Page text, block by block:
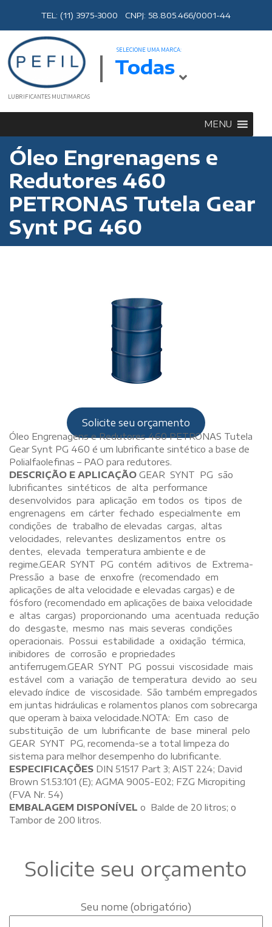
TEL: (11) 3975-3000 CNPJ: 58.805.466/0001-44
LUBRIFICANTES MULTIMARCAS
SELECIONE UMA MARCA:
Todas
MENU
Óleo Engrenagens e
Redutores 460
PETRONAS Tutela Gear
Synt PG 460
Solicite seu orçamento
Óleo Engrenagens e Redutores 460 PETRONAS Tutela
Gear Synt PG 460 é um lubrificante sintético a base de
Polialfaolefinas – PAO para redutores.
DESCRIÇÃO E APLICAÇÃO GEAR SYNT PG são
lubrificantes sintéticos de alta performance
desenvolvidos para aplicação em todos os tipos de
engrenagens em cárter fechado especialmente em
condições de trabalho de elevadas cargas, altas
velocidades, relevantes deslizamentos entre os
dentes, elevada temperatura ambiente e de
regime.GEAR SYNT PG contém aditivos de Extrema-
Pressão a base de enxofre (recomendado em
aplicações de alta velocidade e elevadas cargas) e de
fósforo (recomendado em aplicações de baixa velocidade
e altas cargas) proporcionando uma acentuada redução
do desgaste, mesmo nas mais severas condições
operacionais. Possui estabilidade a oxidação térmica,
inibidores de corrosão e propriedades
antiferrugem.GEAR SYNT PG possui viscosidade mais
estável com a variação de temperatura devido ao seu
elevado índice de viscosidade. São também empregados
em juntas hidráulicas e rolamentos planos com sobrecarga
que operam à baixa velocidade.NOTA: Em caso de
substituição de um lubrificante de base mineral pelo
GEAR SYNT PG, recomenda-se a total limpeza do
sistema para melhor desempenho do lubrificante.
ESPECIFICAÇÕES DIN 51517 Part 3; AIST 224; David
Brown S1.53.101 (E); AGMA 9005-E02; FZG Micropiting
(FVA Nr. 54)
EMBALAGEM DISPONÍVEL o Balde de 20 litros; o
Tambor de 200 litros.
Solicite seu orçamento
Seu nome (obrigatório)